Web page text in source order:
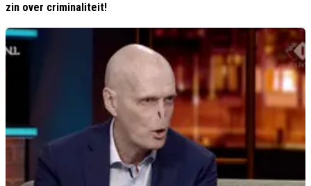
zin over criminaliteit!